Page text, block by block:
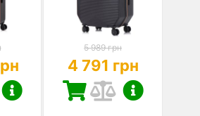
5 989 грн
4 791 грн